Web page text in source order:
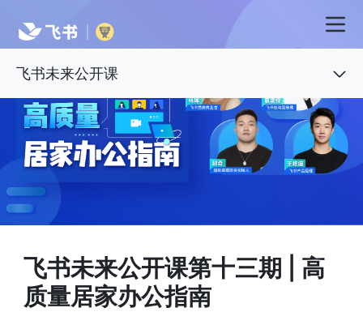
飞书未来公开课
飞书未来公开课第十三期 | 高
质量居家办公指南